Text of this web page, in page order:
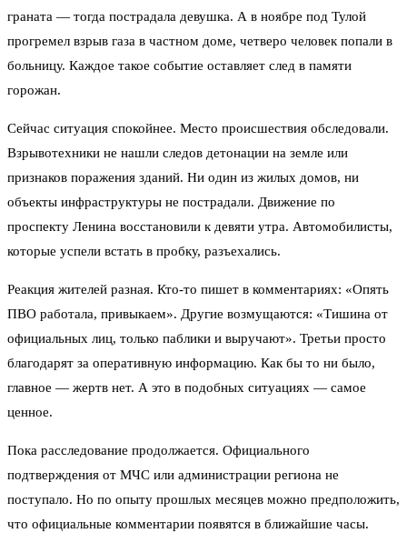
граната — тогда пострадала девушка. А в ноябре под Тулой
прогремел взрыв газа в частном доме, четверо человек попали в
больницу. Каждое такое событие оставляет след в памяти
горожан.
Сейчас ситуация спокойнее. Место происшествия обследовали.
Взрывотехники не нашли следов детонации на земле или
признаков поражения зданий. Ни один из жилых домов, ни
объекты инфраструктуры не пострадали. Движение по
проспекту Ленина восстановили к девяти утра. Автомобилисты,
которые успели встать в пробку, разъехались.
Реакция жителей разная. Кто-то пишет в комментариях: «Опять
ПВО работала, привыкаем». Другие возмущаются: «Тишина от
официальных лиц, только паблики и выручают». Третьи просто
благодарят за оперативную информацию. Как бы то ни было,
главное — жертв нет. А это в подобных ситуациях — самое
ценное.
Пока расследование продолжается. Официального
подтверждения от МЧС или администрации региона не
поступало. Но по опыту прошлых месяцев можно предположить,
что официальные комментарии появятся в ближайшие часы.